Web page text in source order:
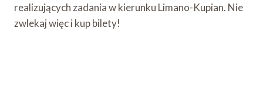
realizujących zadania w kierunku Limano-Kupian. Nie
zwlekaj więc i kup bilety!